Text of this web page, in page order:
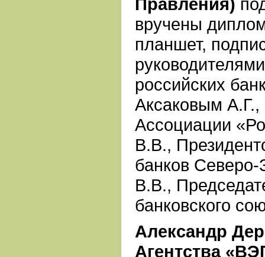
вручены
планшет,
российских
Аксаковым
Ассоциации
В.В.,
банков
В.В.,
банковского
Александр
Агентства